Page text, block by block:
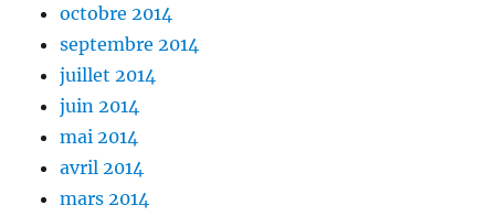
octobre 2014
septembre 2014
juillet 2014
juin 2014
mai 2014
avril 2014
mars 2014